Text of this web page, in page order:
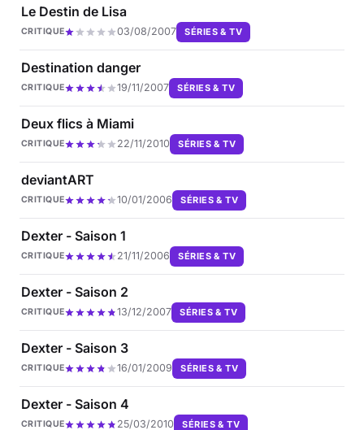
Le Destin de Lisa
CRITIQUE 03/08/2007 SÉRIES & TV
Destination danger
CRITIQUE 19/11/2007 SÉRIES & TV
Deux flics à Miami
CRITIQUE 22/11/2010 SÉRIES & TV
deviantART
CRITIQUE 10/01/2006 SÉRIES & TV
Dexter - Saison 1
CRITIQUE 21/11/2006 SÉRIES & TV
Dexter - Saison 2
CRITIQUE 13/12/2007 SÉRIES & TV
Dexter - Saison 3
CRITIQUE 16/01/2009 SÉRIES & TV
Dexter - Saison 4
CRITIQUE 25/03/2010 SÉRIES & TV